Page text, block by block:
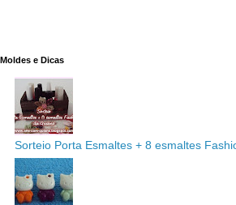
Moldes e Dicas
Sorteio Porta Esmaltes + 8 esmaltes